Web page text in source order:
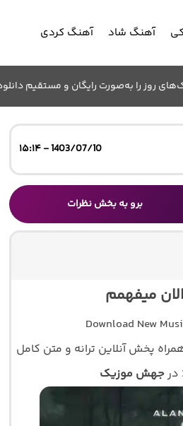
آهنگ شاد آهنگ کردی
روز را به‌صورت رایگان و مستقیم
1403/07/10 - ۱۵:۱۴
برو به بخش نظرات
میفهمم
Download New
پخش آنلاین ترانه و متن کامل
جهش موزیک